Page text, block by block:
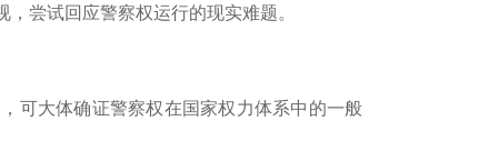
尝试回应警察权运行的现实难题。
可大体确证警察权在国家权力体系中的一般